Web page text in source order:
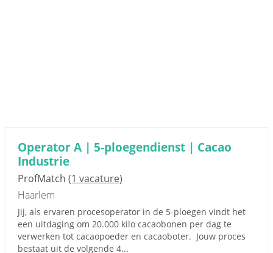
Operator A | 5-ploegendienst | Cacao
Industrie
ProfMatch (1 vacature)
Haarlem
Jij, als ervaren procesoperator in de 5-ploegen vindt het
een uitdaging om 20.000 kilo cacaobonen per dag te
verwerken tot cacaopoeder en cacaoboter. Jouw proces
bestaat uit de volgende 4...